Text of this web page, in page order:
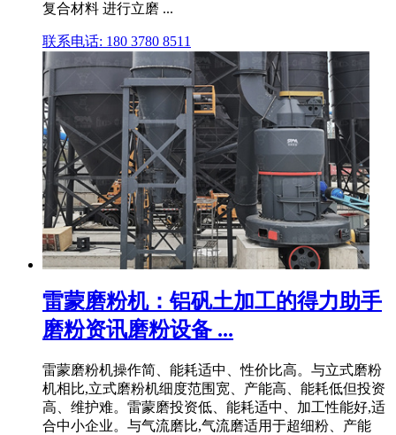
复合材料 进行立磨 ...
联系电话: 180 3780 8511
雷蒙磨粉机：铝矾土加工的得力助手
磨粉资讯磨粉设备 ...
雷蒙磨粉机操作简、能耗适中、性价比高。与立式磨粉
机相比,立式磨粉机细度范围宽、产能高、能耗低但投资
高、维护难。雷蒙磨投资低、能耗适中、加工性能好,适
合中小企业。与气流磨比,气流磨适用于超细粉、产能